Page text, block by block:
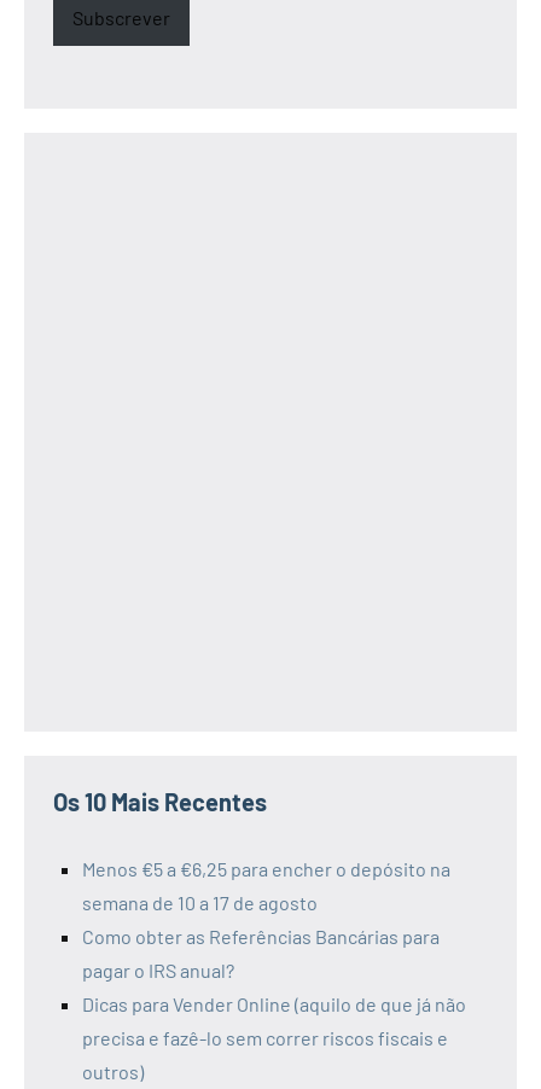
Subscrever
Os 10 Mais Recentes
Menos €5 a €6,25 para encher o depósito na
semana de 10 a 17 de agosto
Como obter as Referências Bancárias para
pagar o IRS anual?
Dicas para Vender Online (aquilo de que já não
precisa e fazê-lo sem correr riscos fiscais e
outros)